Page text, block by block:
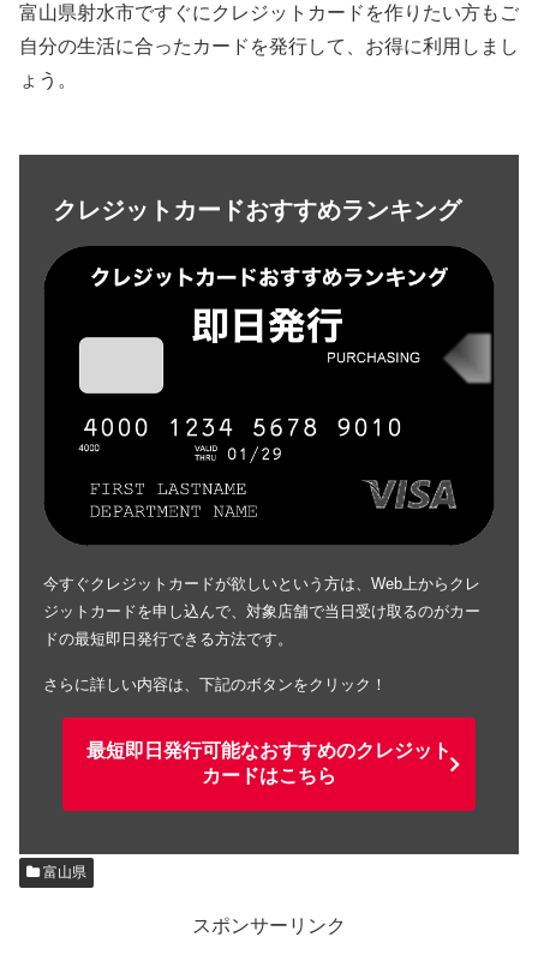
富山県射水市ですぐにクレジットカードを作りたい方もご
自分の生活に合ったカードを発行して、お得に利用しまし
ょう。
クレジットカードおすすめランキング
今すぐクレジットカードが欲しいという方は、Web上からクレ
ジットカードを申し込んで、対象店舗で当日受け取るのがカー
ドの最短即日発行できる方法です。
さらに詳しい内容は、下記のボタンをクリック！
最短即日発行可能なおすすめのクレジット
カードはこちら
富山県
スポンサーリンク